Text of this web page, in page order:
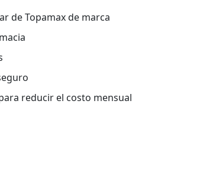
de Topamax de marca
reducir el costo mensual